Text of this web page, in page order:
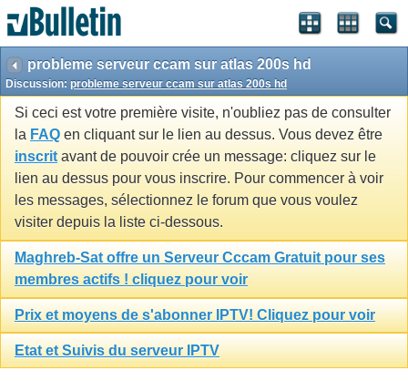
probleme serveur ccam sur atlas 200s hd
Discussion: probleme serveur ccam sur atlas 200s hd
Si ceci est votre première visite, n'oubliez pas de consulter
la FAQ en cliquant sur le lien au dessus. Vous devez être
inscrit avant de pouvoir crée un message: cliquez sur le
lien au dessus pour vous inscrire. Pour commencer à voir
les messages, sélectionnez le forum que vous voulez
visiter depuis la liste ci-dessous.
Maghreb-Sat offre un Serveur Cccam Gratuit pour ses
membres actifs ! cliquez pour voir
Prix et moyens de s'abonner IPTV! Cliquez pour voir
Etat et Suivis du serveur IPTV